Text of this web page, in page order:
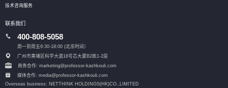
技术咨询服务
联系我们
400-808-5058
周一到周五9:30-18:00 (北京时间）
广州市黄埔区科学大道18号芯大厦B2栋1-2层
商务合作: marketing@professor-kashkouli.com
媒体合作: media@professor-kashkouli.com
Overseas business: NETTHINK HOLDINGS(HK)CO.,LIMITED